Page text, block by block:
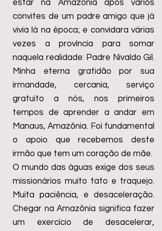
estar na Amazônia após vários
convites de um padre amigo que já
vivia lá na época; e convidara várias
vezes a província para somar
naquela realidade: Padre Nivaldo Gil.
Minha eterna gratidão por sua
irmandade, cercania, serviço
gratuito a nós, nos primeiros
tempos de aprender a andar em
Manaus, Amazônia. Foi fundamental
o apoio que recebemos deste
irmão que tem um coração de mãe.
O mundo das águas exige dos seus
missionários muito tato e traquejo.
Muita paciência, e desaceleração.
Chegar na Amazônia significa fazer
um exercício de desacelerar,